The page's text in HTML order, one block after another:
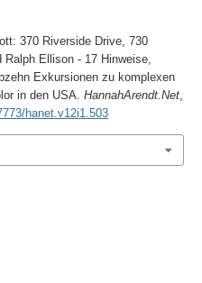
370 Riverside Drive, 730
Ralph Ellison - 17 Hinweise,
Exkursionen zu komplexen
in den USA. HannahArendt.Net,
hanet.v12i1.503